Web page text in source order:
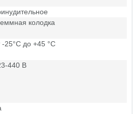
колодка
-25°C до +45 °C
440 В